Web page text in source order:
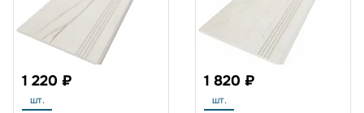
1 220 ₽
шт.
1 820 ₽
шт.